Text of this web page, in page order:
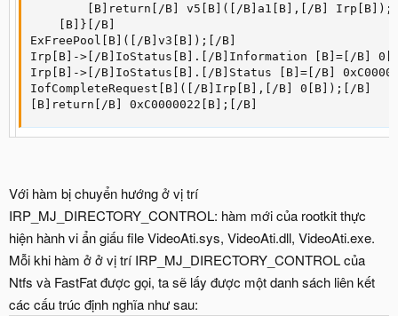
[B]return[/B] v5[B]([/B]a1[B],[/B]
    [B]}[/B]
ExFreePool[B]([/B]v3[B]);[/B]
Irp[B]->[/B]IoStatus[B].[/B]Information [B]=[/B]
Irp[B]->[/B]IoStatus[B].[/B]Status [B]=[/B]
IofCompleteRequest[B]([/B]Irp[B],[/B] 0[B]);[/B]
[B]return[/B] 0xC0000022[B];[/B]
Với hàm bị chuyển hướng ở vị trí
IRP_MJ_DIRECTORY_CONTROL: hàm mới của rootkit thực
hiện hành vi ẩn giấu file VideoAti.sys, VideoAti.dll, VideoAti.exe.
Mỗi khi hàm ở ở vị trí IRP_MJ_DIRECTORY_CONTROL của
Ntfs và FastFat được gọi, ta sẽ lấy được một danh sách liên kết
các cấu trúc định nghĩa như sau: